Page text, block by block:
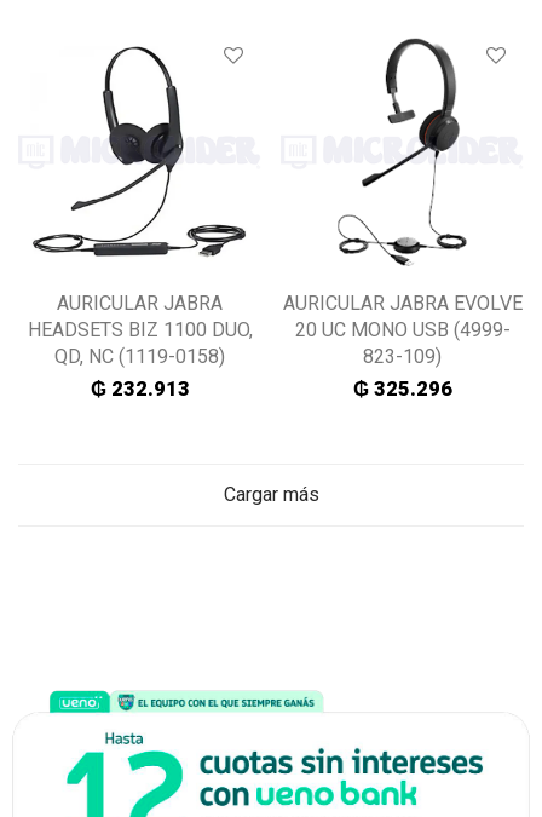
AURICULAR JABRA
HEADSETS BIZ 1100 DUO,
QD, NC (1119-0158)
₲232.913
AURICULAR JABRA EVOLVE
20 UC MONO USB (4999-
823-109)
₲325.296
Cargar más